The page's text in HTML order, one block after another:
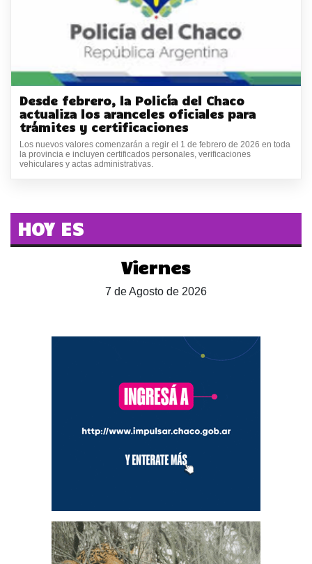
Desde febrero, la Policía del Chaco
actualiza los aranceles oficiales para
trámites y certificaciones
Los nuevos valores comenzarán a regir el 1 de febrero de 2026 en toda
la provincia e incluyen certificados personales, verificaciones
vehiculares y actas administrativas.
HOY ES
Viernes
7 de Agosto de 2026